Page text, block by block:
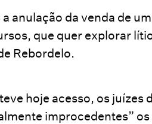
anulação da venda de
que quer explorar
Rebordelo.
hoje acesso, os juízes
improcedentes”